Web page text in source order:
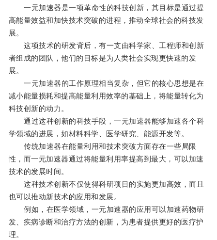
一元加速器是一项革命性的科技创新，其目标是通过提
高能量效益和加快技术突破的进程，推动全球社会的科技发
展。
这项技术的研发背后，有一支由科学家、工程师和创新
者组成的团队，他们的目标是为人类社会实现更快速的发
展。
一元加速器的工作原理相当复杂，但它的核心思想是在
减小能量损耗和提高能量利用效率的基础上，将能量转化为
科技创新的动力。
通过这种创新的科技手段，一元加速器能够加速各个科
学领域的进展，如材料科学、医学研究、能源开发等。
传统加速器在能量利用和技术突破方面存在一些局限
性，而一元加速器通过将能量利用率提高到最大，可以加速
技术的发展时间。
这种技术创新不仅使得科研项目的实施更加高效，而且
也可以推动新技术的应用和发展。
例如，在医学领域，一元加速器的应用可以加速药物研
发、疾病诊断和治疗方法的创新，为患者提供更好的医疗护
理。